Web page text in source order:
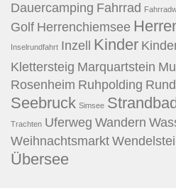
Dauercamping Fahrrad
Golf Herrenchiemsee
Inselrundfahrt Inzell Kinder
Klettersteig Marquartstein
Rosenheim Ruhpolding
Seebruck Simsee
Trachten Uferweg Wandern
Weihnachtsmarkt
Übersee